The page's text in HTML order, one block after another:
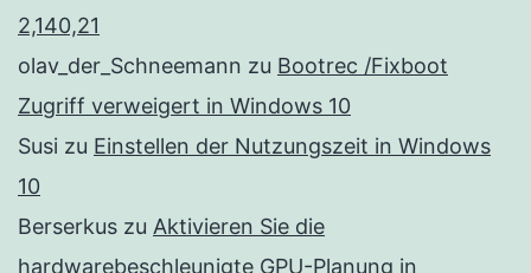
2,140,21
olav_der_Schneemann zu Bootrec /Fixboot
Zugriff verweigert in Windows 10
Susi zu Einstellen der Nutzungszeit in Windows
10
Berserkus zu Aktivieren Sie die
hardwarebeschleunigte GPU-Planung in